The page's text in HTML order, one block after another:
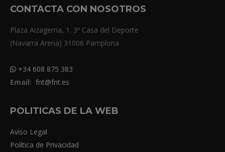
CONTACTA CON NOSOTROS
Plaza Aizagerria, 1. 3º Casa del Deporte
(Navarra Arena) 31006 Pamplona
+34 608 875 383
Email: fnt@fnt.es
POLITICAS DE LA WEB
Aviso Legal
Política de Privacidad